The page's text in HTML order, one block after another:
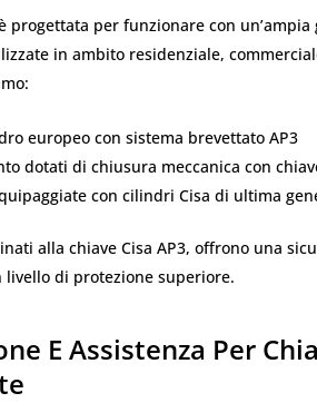
progettata per funzionare con
in ambito residenziale,
europeo con sistema brevettato AP3
dotati di chiusura meccanica con
con cilindri Cisa di ultima
alla chiave Cisa AP3, offrono una
livello di protezione superiore.
E Assistenza Per